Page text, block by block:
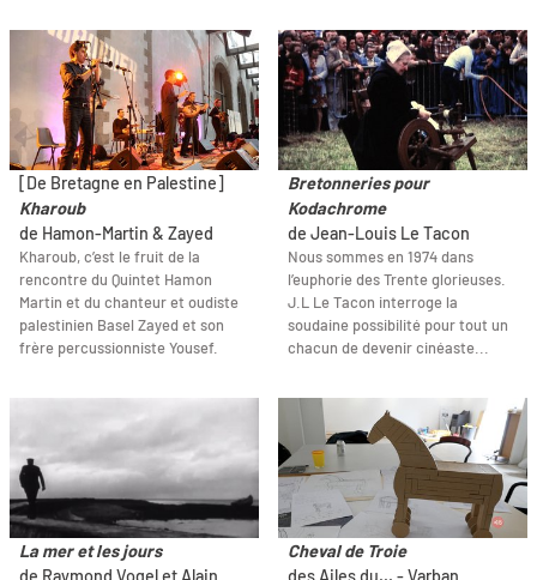
[De Bretagne en Palestine]
Kharoub
de Hamon-Martin & Zayed
Kharoub, c’est le fruit de la
rencontre du Quintet Hamon
Martin et du chanteur et oudiste
palestinien Basel Zayed et son
frère percussionniste Yousef.
Bretonneries pour
Kodachrome
de Jean-Louis Le Tacon
Nous sommes en 1974 dans
l’euphorie des Trente glorieuses.
J.L Le Tacon interroge la
soudaine possibilité pour tout un
chacun de devenir cinéaste...
La mer et les jours
Cheval de Troie